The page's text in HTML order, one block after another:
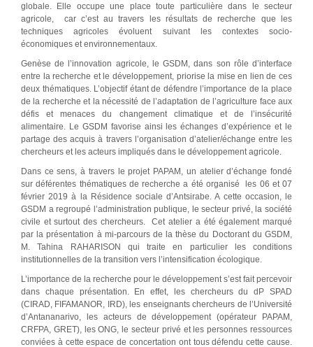
globale. Elle occupe une place toute particulière dans le secteur
agricole, car c’est au travers les résultats de recherche que les
techniques agricoles évoluent suivant les contextes socio-
économiques et environnementaux.
Genèse de l’innovation agricole, le GSDM, dans son rôle d’interface
entre la recherche et le développement, priorise la mise en lien de ces
deux thématiques. L’objectif étant de défendre l’importance de la place
de la recherche et la nécessité de l’adaptation de l’agriculture face aux
défis et menaces du changement climatique et de l’insécurité
alimentaire. Le GSDM favorise ainsi les échanges d’expérience et le
partage des acquis à travers l’organisation d’atelier/échange entre les
chercheurs et les acteurs impliqués dans le développement agricole.
Dans ce sens, à travers le projet PAPAM, un atelier d’échange fondé
sur déférentes thématiques de recherche a été organisé les 06 et 07
février 2019 à la Résidence sociale d’Antsirabe. A cette occasion, le
GSDM a regroupé l’administration publique, le secteur privé, la société
civile et surtout des chercheurs. Cet atelier a été également marqué
par la présentation à mi-parcours de la thèse du Doctorant du GSDM,
M. Tahina RAHARISON qui traite en particulier les conditions
institutionnelles de la transition vers l’intensification écologique.
L’importance de la recherche pour le développement s’est fait percevoir
dans chaque présentation. En effet, les chercheurs du dP SPAD
(CIRAD, FIFAMANOR, IRD), les enseignants chercheurs de l’Université
d’Antananarivo, les acteurs de développement (opérateur PAPAM,
CRFPA, GRET), les ONG, le secteur privé et les personnes ressources
conviées à cette espace de concertation ont tous défendu cette cause.